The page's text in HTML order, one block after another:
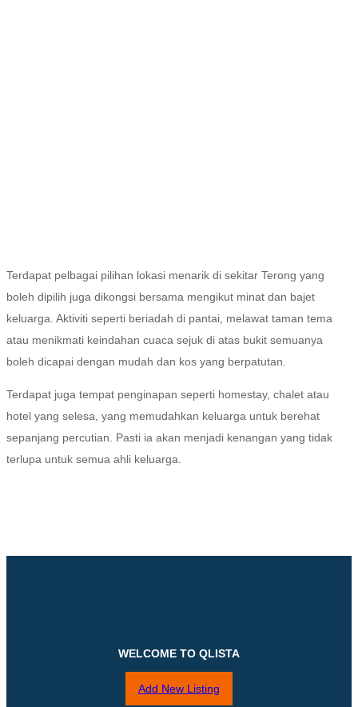
Terdapat pelbagai pilihan lokasi menarik di sekitar Terong yang
boleh dipilih juga dikongsi bersama mengikut minat dan bajet
keluarga. Aktiviti seperti beriadah di pantai, melawat taman tema
atau menikmati keindahan cuaca sejuk di atas bukit semuanya
boleh dicapai dengan mudah dan kos yang berpatutan.
Terdapat juga tempat penginapan seperti homestay, chalet atau
hotel yang selesa, yang memudahkan keluarga untuk berehat
sepanjang percutian. Pasti ia akan menjadi kenangan yang tidak
terlupa untuk semua ahli keluarga.
WELCOME TO QLISTA
Add New Listing